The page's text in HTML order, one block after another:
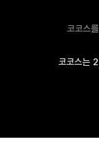
코코스
코코스는